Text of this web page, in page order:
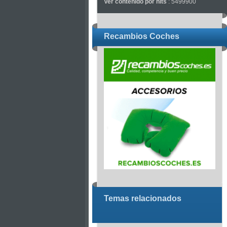
Ver contenido por hits : 5499900
Recambios Coches
Temas relacionados